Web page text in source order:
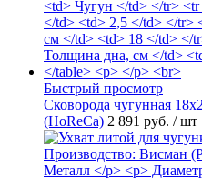
Быстрый просмотр
Сковорода чугунная
(HoReCa) 2 891 руб. / шт